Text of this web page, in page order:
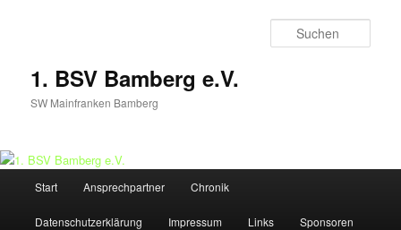
1. BSV Bamberg e.V.
SW Mainfranken Bamberg
Start Ansprechpartner Chronik
Datenschutzerklärung Impressum Links Sponsoren